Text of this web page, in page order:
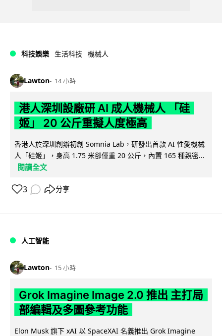
科技娛樂 生活科技 機械人
Lawton 14 小時
港人深圳設廠研 AI 成人機械人 「硅
姬」 20 公斤重擬人度極高
香港人於深圳創辦初創 Somnia Lab，研發出首款 AI 性愛機械
人「硅姬」，身高 1.75 米卻僅重 20 公斤，內置 165 種親密...
閱讀全文
3 分享
人工智能
Lawton 15 小時
Grok Imagine Image 2.0 推出 主打局
部編輯及多圖參考功能
Elon Musk 旗下 xAI 以 SpaceXAI 名義推出 Grok Imagine